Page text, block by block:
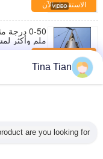
الاستفسار الآن
ملم وأكثر
الاستفسار الآن
تحسين
مع تردد
Tina Tian
are you looking for?